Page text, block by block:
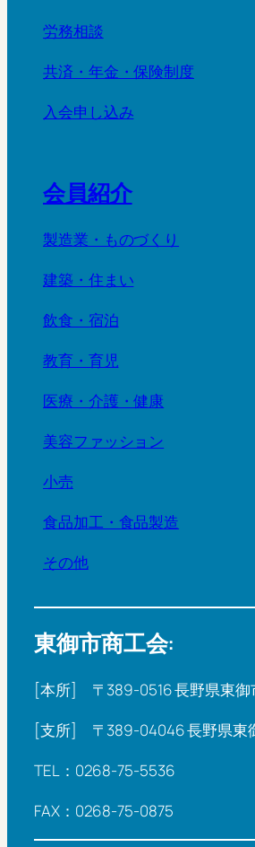
労務相談
共済・年金・保険制度
入会申し込み
会員紹介
製造業・ものづくり
建築・住まい
飲食・宿泊
教育・育児
医療・介護・健康
美容ファッション
小売
食品加工・食品製造
その他
東御市商工会:
[本所] 〒389-0516 長野県東御
[支所] 〒389-04046 長野県東
TEL：0268-75-5536
FAX：0268-75-0875